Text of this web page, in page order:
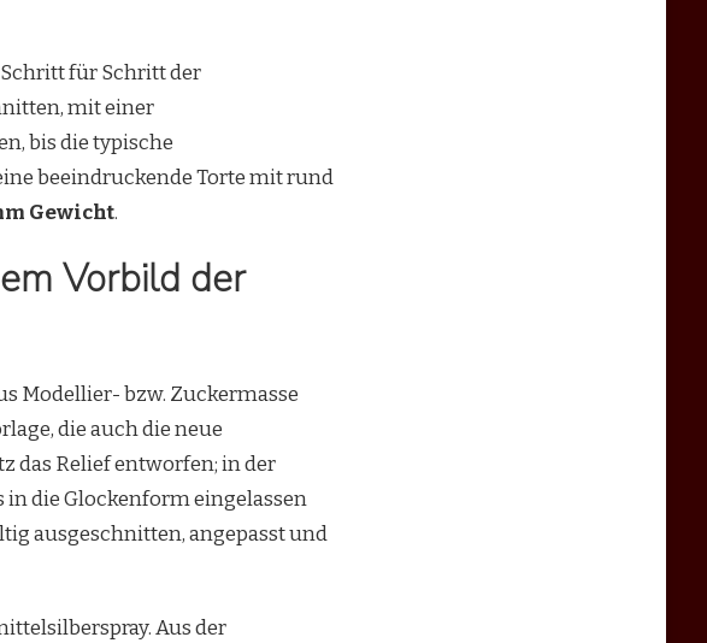
für Schritt der
mit einer
bis die typische
beeindruckende Torte mit rund
Gewicht.
Vorbild der
Modellier- bzw. Zuckermasse
die auch die neue
das Relief entworfen; in der
in die Glockenform eingelassen
ausgeschnitten, angepasst und
Aus der